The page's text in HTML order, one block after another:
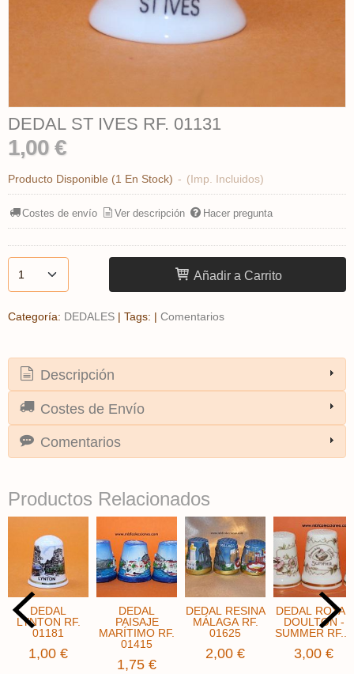
DEDAL ST IVES RF. 01131
1,00 €
Producto Disponible (1 En Stock) - (Imp. Incluidos)
Costes de envío Ver descripción Hacer pregunta
Añadir a Carrito
Categoría: DEDALES | Tags: | Comentarios
Descripción
Costes de Envío
Comentarios
Productos Relacionados
DEDAL
LYNTON RF.
01181
1,00 €
DEDAL
PAISAJE
MARÍTIMO RF.
01415
1,75 €
DEDAL RESINA
MÁLAGA RF.
01625
2,00 €
DEDAL ROYAL
DOULTON -
SUMMER ​RF....
3,00 €